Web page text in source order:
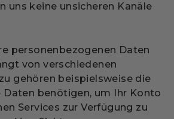
uns keine unsicheren Kanäle
personenbezogenen Daten
von verschiedenen
gehören beispielsweise die
Daten benötigen, um Ihr Konto
Services zur Verfügung zu